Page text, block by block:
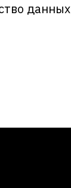
данных